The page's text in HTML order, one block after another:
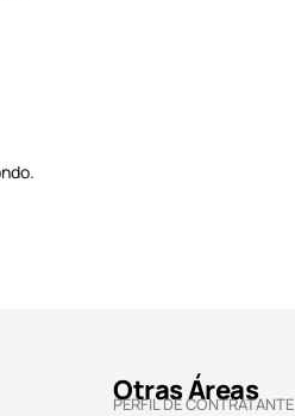
Otras Áreas
PERFIL DE CONTRATANTE